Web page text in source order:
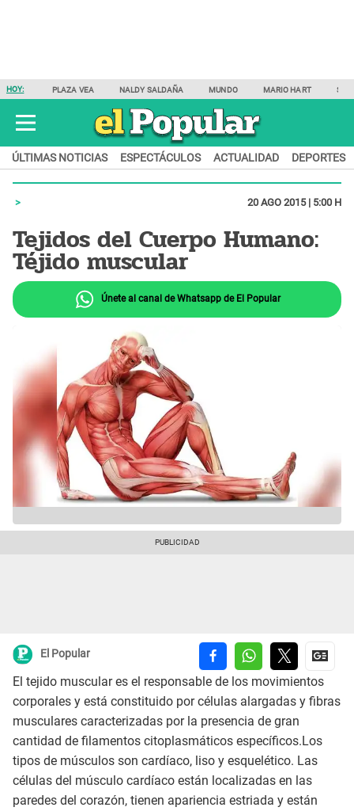
HOY: PLAZA VEA NALDY SALDAÑA MUNDO MARIO HART
ÚLTIMAS NOTICIAS ESPECTÁCULOS ACTUALIDAD DEPORTES
20 AGO 2015 | 5:00 H
Tejidos del Cuerpo Humano:
Téjido muscular
Únete al canal de Whatsapp de El Popular
El Popular
El tejido muscular es el responsable de los movimientos
corporales y está constituido por células alargadas y fibras
musculares caracterizadas por la presencia de gran
cantidad de filamentos citoplasmáticos específicos.Los
tipos de músculos son cardíaco, liso y esquelético. Las
células del músculo cardíaco están localizadas en las
paredes del corazón, tienen apariencia estriada y están